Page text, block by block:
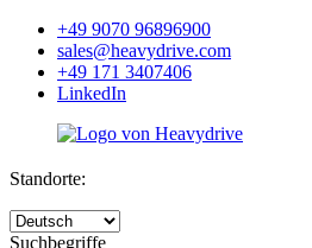
+49 9070 96896900
sales@heavydrive.com
+49 171 3407406
LinkedIn
Standorte:
Suchbegriffe